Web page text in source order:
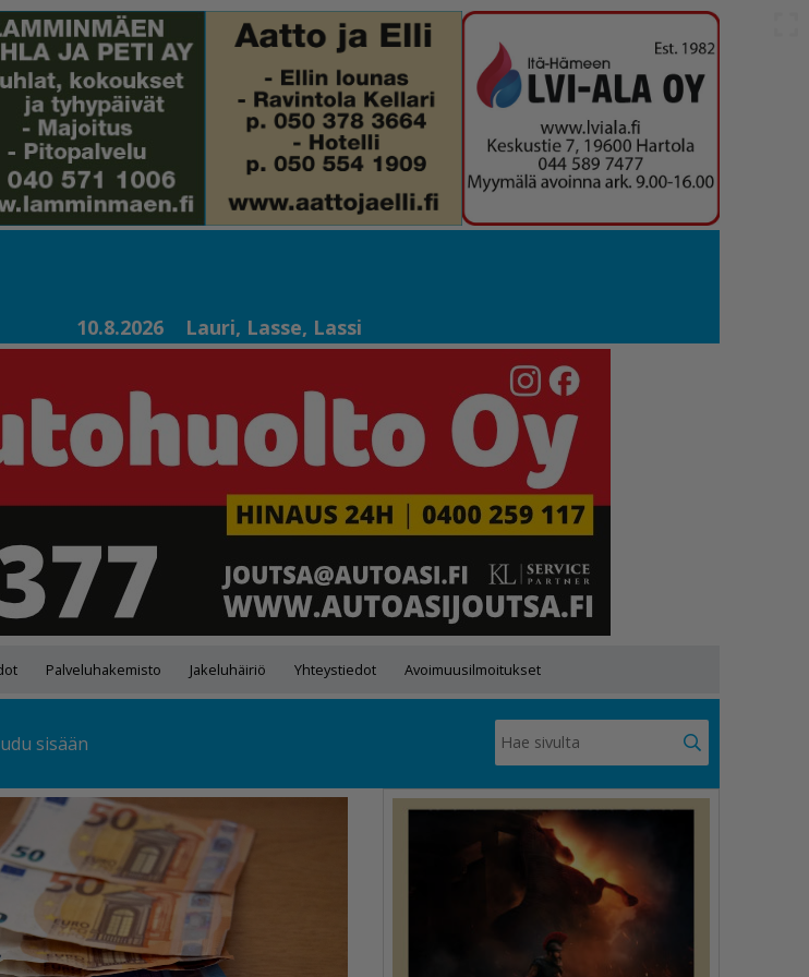
10.8.2026 Lauri, Lasse, Lassi
Palveluhakemisto Jakeluhäiriö Yhteystiedot Avoimuusilmoitukset
sisään